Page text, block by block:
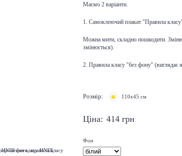
Маємо 2 варіанти.
1. Самоклеючий плакат "Правила
Можна мити, складно пошкодити.
змінюється).
2. Правила класу "без фону"
Розмір: 110х45 см
Ціна: 414 грн
Фон